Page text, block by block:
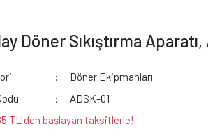
Döner Sıkıştırma Aparatı,
Döner Ekipmanları
ADSK-01
TL den başlayan taksitlerle!